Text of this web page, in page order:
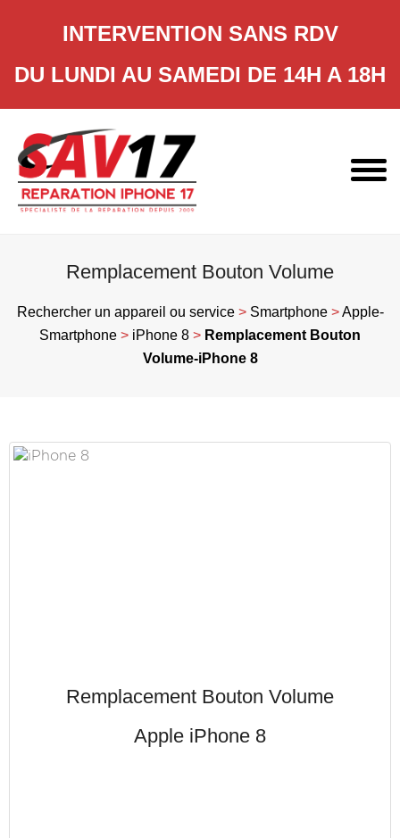
INTERVENTION SANS RDV
DU LUNDI AU SAMEDI DE 14H A 18H
content
Remplacement Bouton Volume
Rechercher un appareil ou service> Smartphone>Apple-
Smartphone > iPhone 8 > Remplacement Bouton
Volume-iPhone 8
Remplacement Bouton Volume
Apple iPhone 8